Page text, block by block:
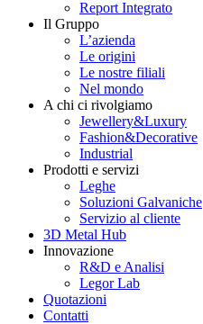
Report Integrato
Il Gruppo
L’azienda
Le origini
Le nostre filiali
Nel mondo
A chi ci rivolgiamo
Jewellery&Luxury
Fashion&Decorative
Industrial
Prodotti e servizi
Leghe
Soluzioni Galvaniche
Servizio al cliente
3D Metal Hub
Innovazione
R&D e Analisi
Legor Lab
Quotazioni
Contatti